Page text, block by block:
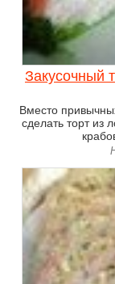
Закусочный
Вместо
сделать торт из